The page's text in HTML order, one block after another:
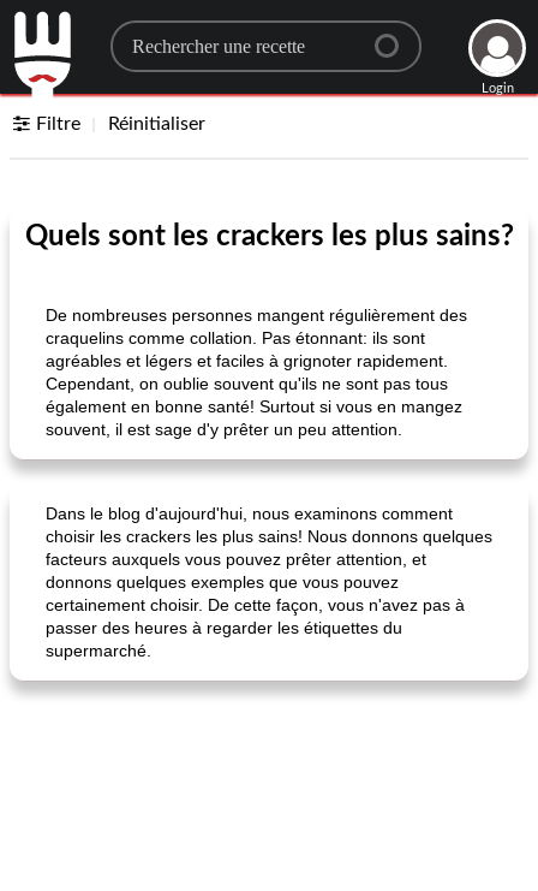
Search for a recipe
Login
Filtre Réinitialiser
Quels sont les crackers les plus sains?
De nombreuses personnes mangent régulièrement des
craquelins comme collation. Pas étonnant: ils sont
agréables et légers et faciles à grignoter rapidement.
Cependant, on oublie souvent qu'ils ne sont pas tous
également en bonne santé! Surtout si vous en mangez
souvent, il est sage d'y prêter un peu attention.
Dans le blog d'aujourd'hui, nous examinons comment
choisir les crackers les plus sains! Nous donnons quelques
facteurs auxquels vous pouvez prêter attention, et
donnons quelques exemples que vous pouvez
certainement choisir. De cette façon, vous n'avez pas à
passer des heures à regarder les étiquettes du
supermarché.